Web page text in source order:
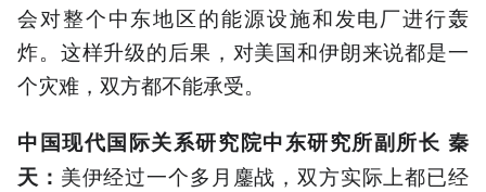
会对整个中东地区的能源设施和发电厂进行轰
炸。这样升级的后果，对美国和伊朗来说都是一
个灾难，双方都不能承受。
中国现代国际关系研究院中东研究所副所长 秦
天： 美伊经过一个多月鏖战，双方实际上都已经